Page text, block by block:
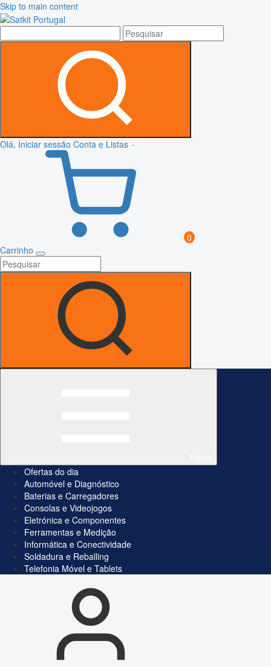
Skip to main content
Olá, Iniciar sessão Conta e Listas
0
Carrinho
Ofertas do dia
Automóvel e Diagnóstico
Baterias e Carregadores
Consolas e Videojogos
Eletrónica e Componentes
Ferramentas e Medição
Informática e Conectividade
Soldadura e Reballing
Telefonia Móvel e Tablets